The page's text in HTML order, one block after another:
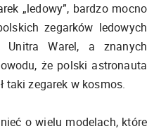
„ledowy”, bardzo mocno
zegarków ledowych
Unitra Warel, a znanych
że polski astronauta
taki zegarek w kosmos.
o wielu modelach, które